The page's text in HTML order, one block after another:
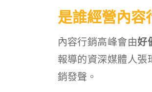
是誰經營內容
內容行銷高峰會由好
報導的資深媒體人張
銷發聲。